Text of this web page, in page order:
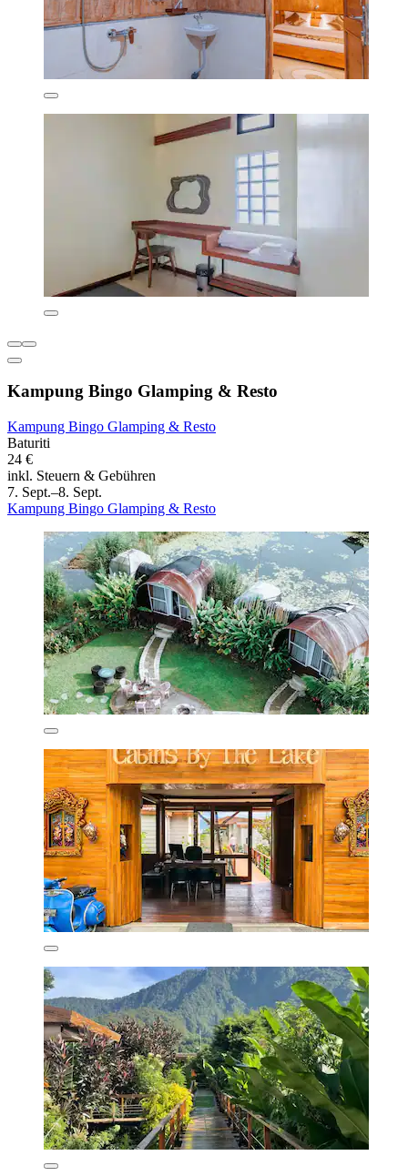
Kampung Bingo Glamping & Resto
Kampung Bingo Glamping & Resto
Baturiti
24 €
inkl. Steuern & Gebühren
7. Sept.–8. Sept.
Kampung Bingo Glamping & Resto